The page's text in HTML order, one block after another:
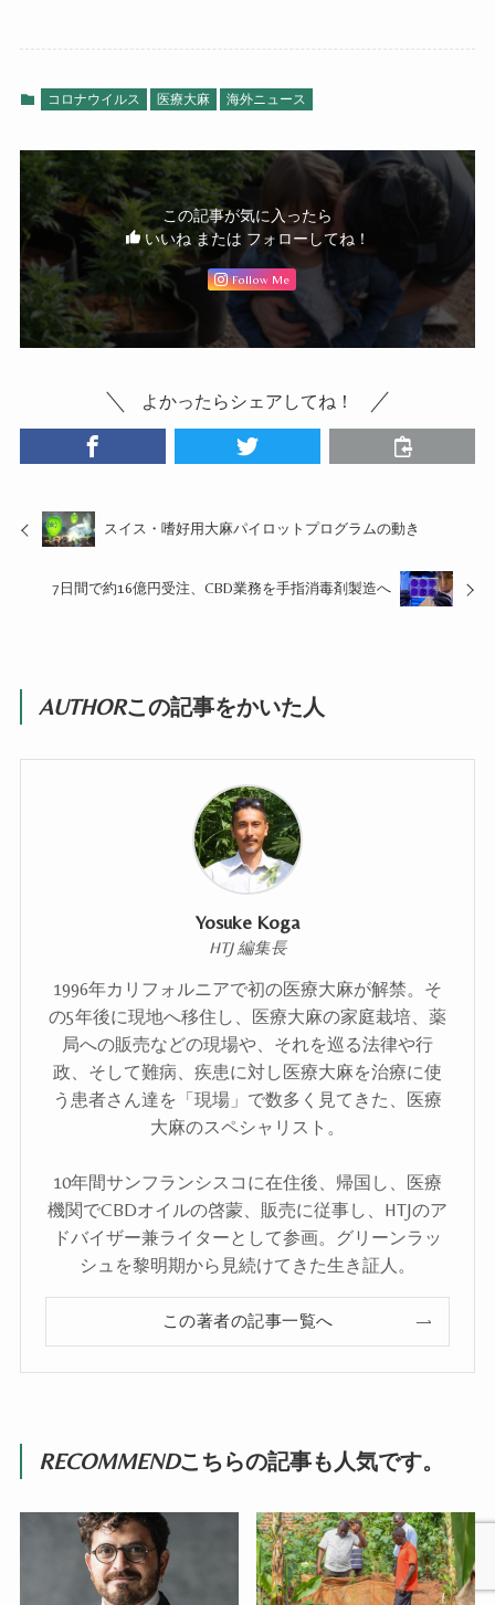
コロナウイルス 医療大麻 海外ニュース
この記事が気に入ったら
いいね または フォローしてね！
Follow Me
よかったらシェアしてね！
スイス・嗜好用大麻パイロットプログラムの動き
7日間で約16億円受注、CBD業務を手指消毒剤製造へ
AUTHORこの記事をかいた人
Yosuke Koga
HTJ 編集長
1996年カリフォルニアで初の医療大麻が解禁。そ
の5年後に現地へ移住し、医療大麻の家庭栽培、薬
局への販売などの現場や、それを巡る法律や行
政、そして難病、疾患に対し医療大麻を治療に使
う患者さん達を「現場」で数多く見てきた、医療
大麻のスペシャリスト。
10年間サンフランシスコに在住後、帰国し、医療
機関でCBDオイルの啓蒙、販売に従事し、HTJのア
ドバイザー兼ライターとして参画。グリーンラッ
シュを黎明期から見続けてきた生き証人。
この著者の記事一覧へ
RECOMMENDこちらの記事も人気です。